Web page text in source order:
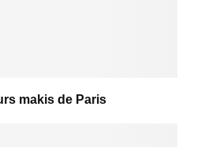
makis de Paris